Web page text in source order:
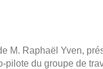
M. Raphaël Yven,
pilote du groupe de